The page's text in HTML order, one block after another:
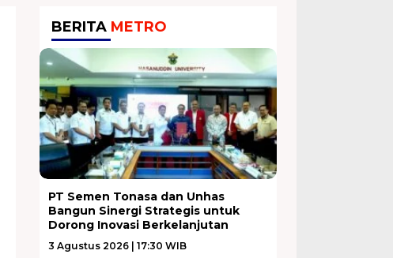
BERITA METRO
PT Semen Tonasa dan Unhas
Bangun Sinergi Strategis untuk
Dorong Inovasi Berkelanjutan
3 Agustus 2026 | 17:30 WIB